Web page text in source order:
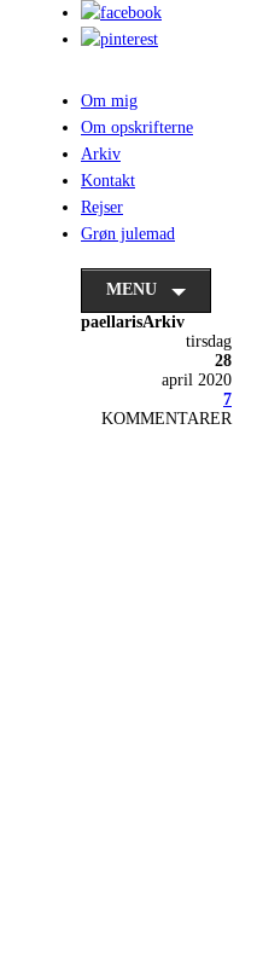
Om mig
Om opskrifterne
Arkiv
Kontakt
Rejser
Grøn julemad
MENU
paellarisArkiv
tirsdag
28
april 2020
7
KOMMENTARER